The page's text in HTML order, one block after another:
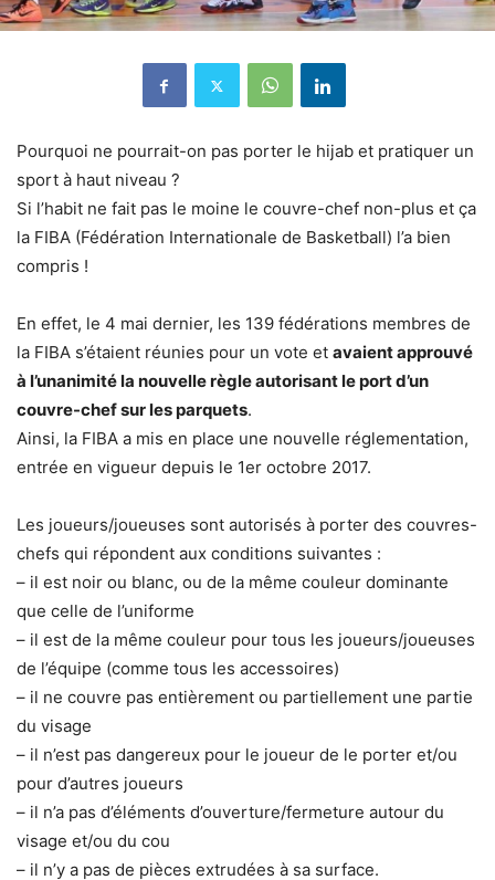
Pourquoi ne pourrait-on pas porter le hijab et pratiquer un
sport à haut niveau ?
Si l’habit ne fait pas le moine le couvre-chef non-plus et ça
la FIBA (Fédération Internationale de Basketball) l’a bien
compris !
En effet, le 4 mai dernier, les 139 fédérations membres de
la FIBA s’étaient réunies pour un vote et avaient approuvé
à l’unanimité la nouvelle règle autorisant le port d’un
couvre-chef sur les parquets.
Ainsi, la FIBA a mis en place une nouvelle réglementation,
entrée en vigueur depuis le 1er octobre 2017.
Les joueurs/joueuses sont autorisés à porter des couvres-
chefs qui répondent aux conditions suivantes :
– il est noir ou blanc, ou de la même couleur dominante
que celle de l’uniforme
– il est de la même couleur pour tous les joueurs/joueuses
de l’équipe (comme tous les accessoires)
– il ne couvre pas entièrement ou partiellement une partie
du visage
– il n’est pas dangereux pour le joueur de le porter et/ou
pour d’autres joueurs
– il n’a pas d’éléments d’ouverture/fermeture autour du
visage et/ou du cou
– il n’y a pas de pièces extrudées à sa surface.